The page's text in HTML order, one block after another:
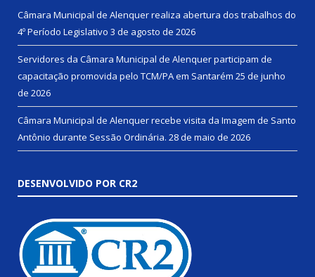
Câmara Municipal de Alenquer realiza abertura dos trabalhos do
4º Período Legislativo 3 de agosto de 2026
Servidores da Câmara Municipal de Alenquer participam de
capacitação promovida pelo TCM/PA em Santarém 25 de junho
de 2026
Câmara Municipal de Alenquer recebe visita da Imagem de Santo
Antônio durante Sessão Ordinária. 28 de maio de 2026
DESENVOLVIDO POR CR2